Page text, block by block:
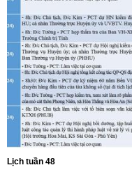
Lịch tuần 48